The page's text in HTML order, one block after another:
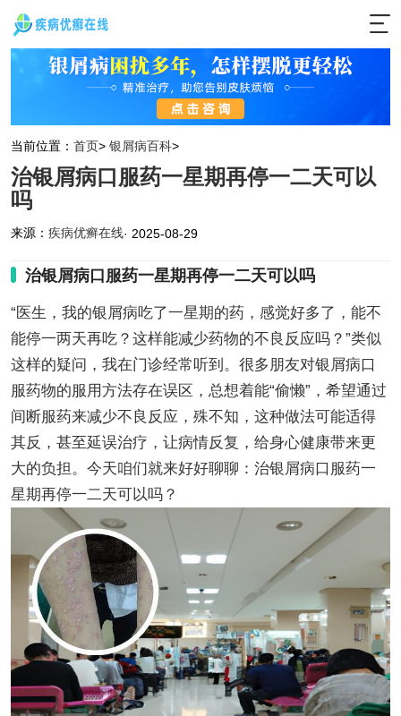
当前位置： 首页> 银屑病百科>
治银屑病口服药一星期再停一二天可以
吗
来源： 疾病优癣在线· 2025-08-29
治银屑病口服药一星期再停一二天可以吗
“医生，我的银屑病吃了一星期的药，感觉好多了，能不
能停一两天再吃？这样能减少药物的不良反应吗？”类似
这样的疑问，我在门诊经常听到。很多朋友对银屑病口
服药物的服用方法存在误区，总想着能“偷懒”，希望通过
间断服药来减少不良反应，殊不知，这种做法可能适得
其反，甚至延误治疗，让病情反复，给身心健康带来更
大的负担。今天咱们就来好好聊聊：治银屑病口服药一
星期再停一二天可以吗？